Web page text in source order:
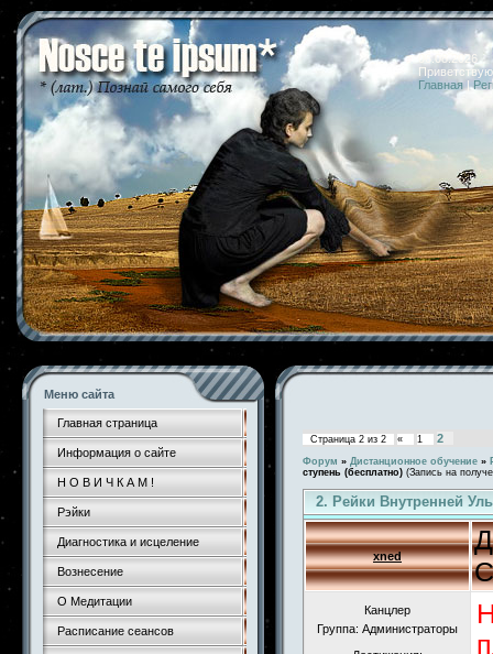
06.08.2026
Главная |
Меню сайта
Главная страница
Информация о сайте
Н О В И Ч К А М !
Рэйки
Диагностика и исцеление
Вознесение
О Медитации
Расписание сеансов
Страница 2 из 2 « 1 2
Форум » Дистанционное обучение »
ступень (бесплатно) (Запись на
2. Рейки Внутренней
xned
Канцлер
Группа: Администраторы